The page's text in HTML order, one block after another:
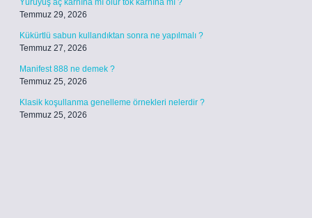
Yürüyüş aç karnına mı olur tok karnına mı ?
Temmuz 29, 2026
Kükürtlü sabun kullandıktan sonra ne yapılmalı ?
Temmuz 27, 2026
Manifest 888 ne demek ?
Temmuz 25, 2026
Klasik koşullanma genelleme örnekleri nelerdir ?
Temmuz 25, 2026